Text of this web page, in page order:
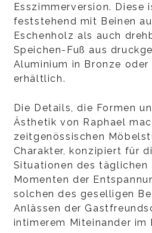
Esszimmerversion. Diese
feststehend mit Beinen
Eschenholz als auch
Speichen-Fuß aus
Aluminium in Bronze
erhältlich.
Die Details, die Formen
Ästhetik von Raphael
zeitgenössischen
Charakter, konzipiert für
Situationen des täglichen
Momenten der
solchen des geselligen
Anlässen der
intimerem Miteinander im